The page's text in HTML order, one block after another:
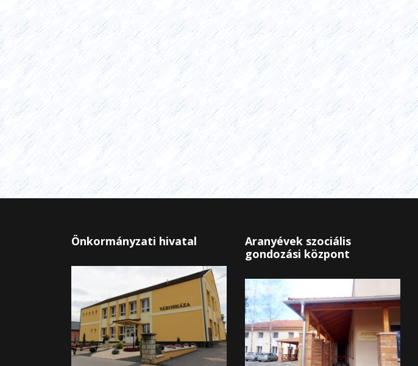
Önkormányzati hivatal
Aranyévek szociális
gondozási központ